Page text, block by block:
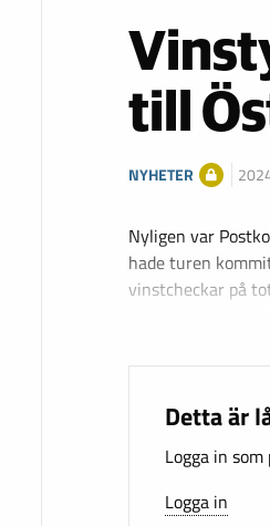
till
NYHETER
Nyligen var
hade turen
vinstcheckar på
Detta är
Logga in
Logga in